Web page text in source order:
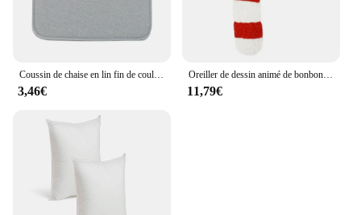
Coussin de chaise en lin fin de couleur unie, coussin simple, non ald, maison, bureau, 1 pièce
3,46€
Oreiller de dessin animé de bonbons de Noël 3D fait à la main, oreiller en peluche, coussins de canapé exquis, décor de salon à la maison
11,79€